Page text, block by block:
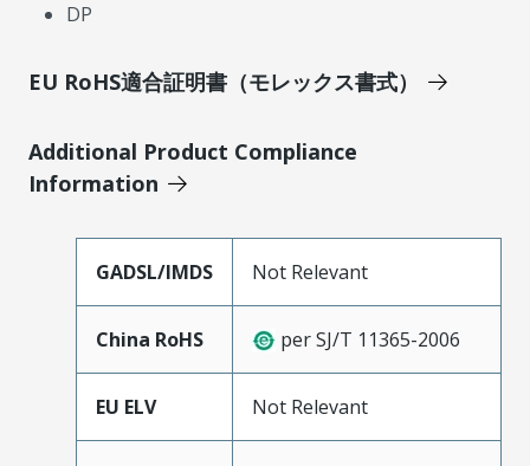
DP
EU RoHS適合証明書（モレックス書式）
Additional Product Compliance
Information
GADSL/IMDS Not Relevant
China RoHS per SJ/T 11365-2006
EU ELV Not Relevant